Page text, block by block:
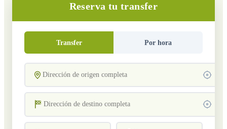
Reserva tu transfer
Transfer Por hora